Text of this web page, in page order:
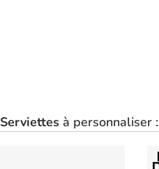
Serviettes à personnaliser :